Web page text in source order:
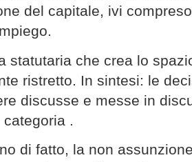
del capitale, ivi
statutaria che crea lo
ristretto. In sintesi: le
discusse e messe in
.
di fatto, la non